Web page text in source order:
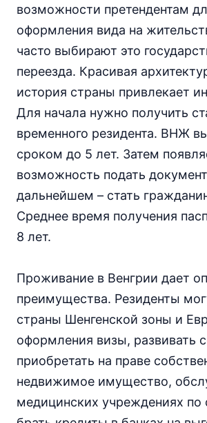
возможности претендентам
оформления вида на
часто выбирают это
переезда. Красивая
история страны привлекает
Для начала нужно получить
временного резидента. ВНЖ
сроком до 5 лет. Затем
возможность подать
дальнейшем – стать
Среднее время получения
8 лет.
Проживание в Венгрии дает
преимущества. Резиденты
страны Шенгенской зоны и
оформления визы, развивать
приобретать на праве
недвижимое имущество,
медицинских учреждениях по